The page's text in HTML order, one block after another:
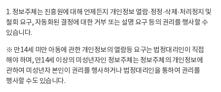
1. 정보주체는 진흥원에 대해 언제든지 개인정보 열람·정정·삭제·처리정지 및
철회 요구, 자동화된 결정에 대한 거부 또는 설명 요구 등의 권리를 행사할 수
있습니다.
※ 만14세 미만 아동에 관한 개인정보의 열람등 요구는 법정대리인이 직접
해야 하며, 만14세 이상의 미성년자인 정보주체는 정보주체의 개인정보에
관하여 미성년자 본인이 권리를 행사하거나 법정대리인을 통하여 권리를
행사할 수도 있습니다.